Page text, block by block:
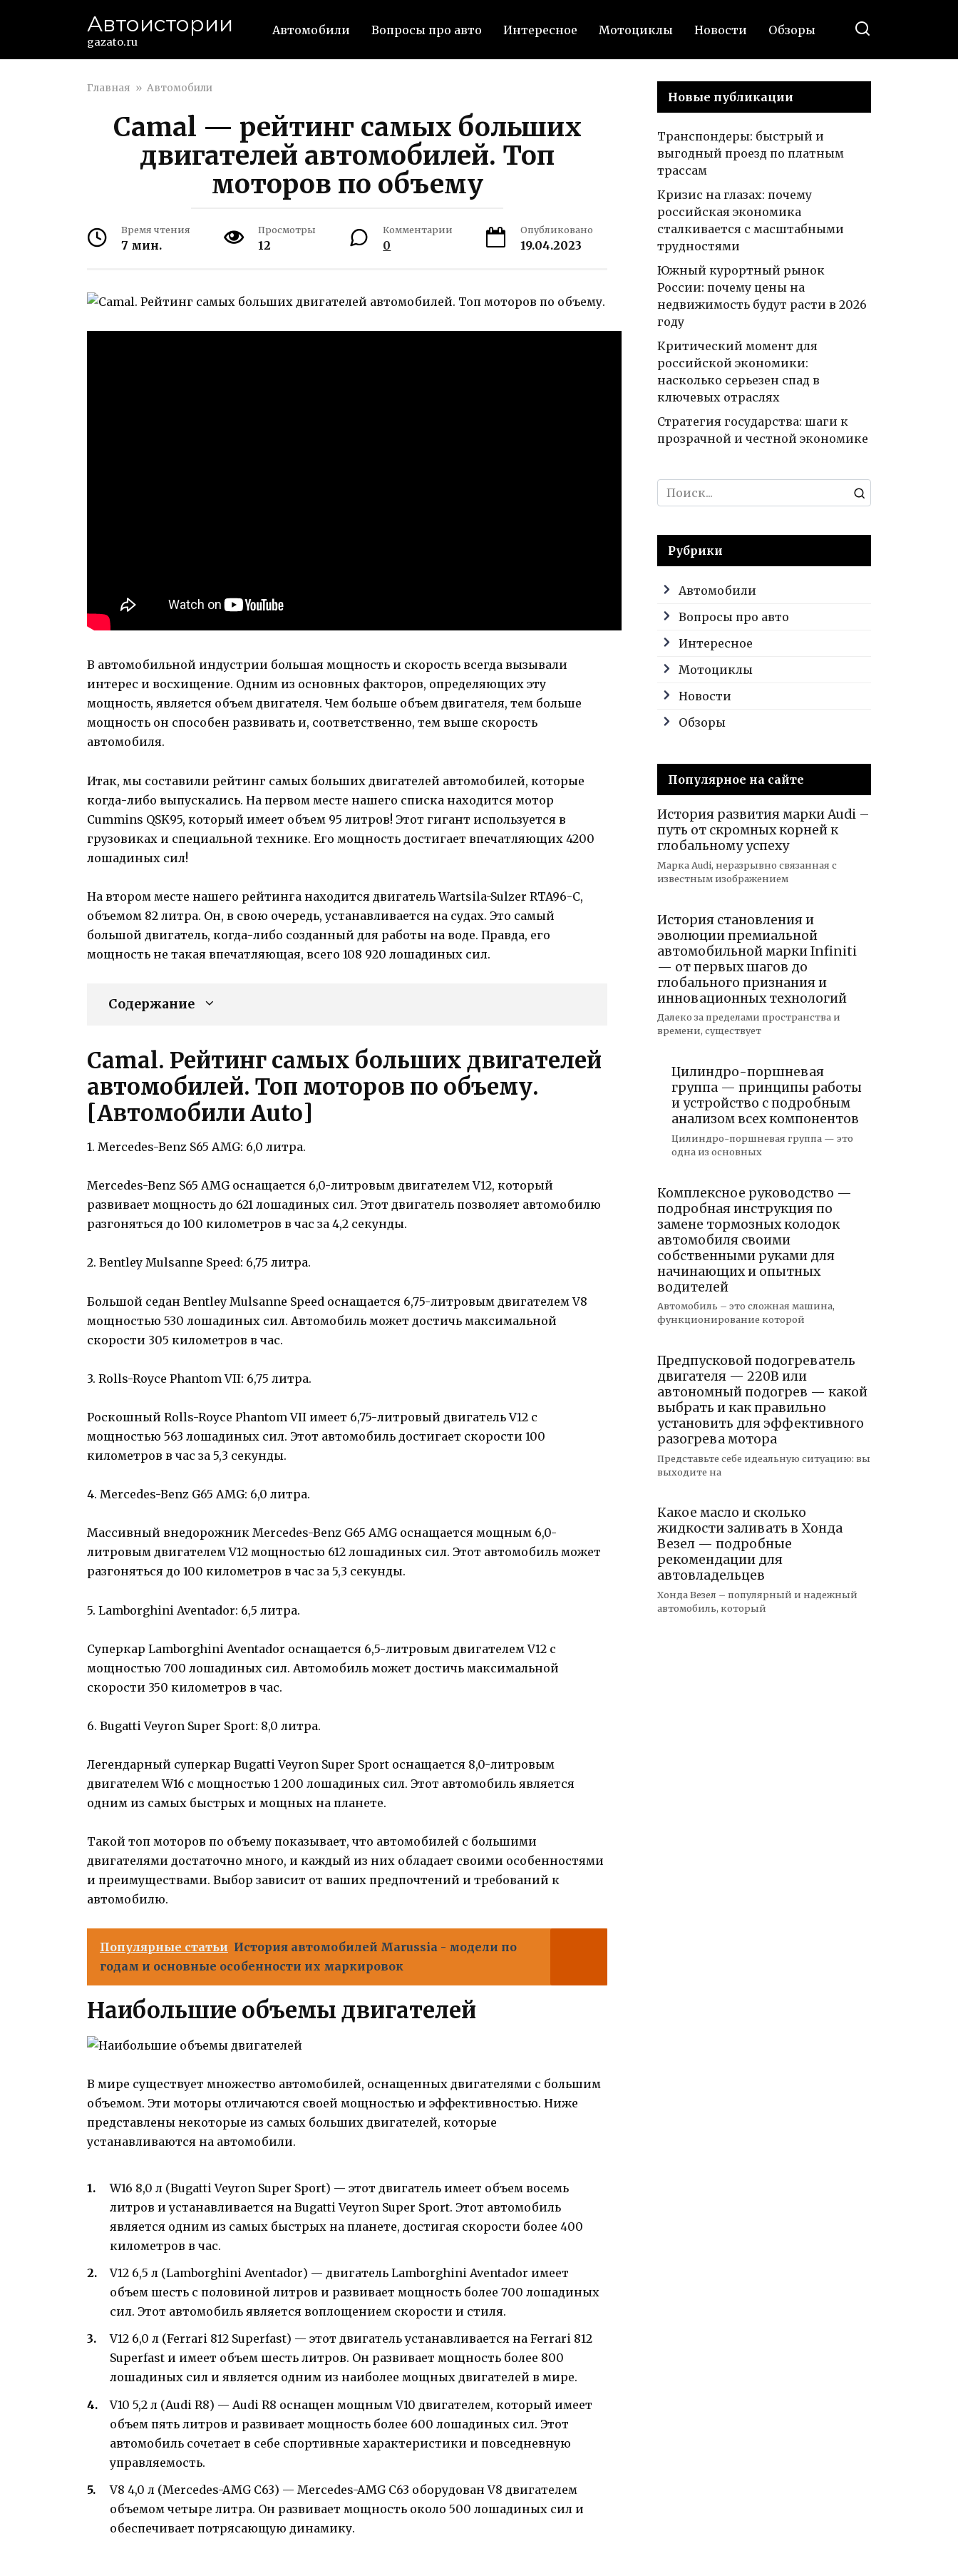
Автоистории
gazato.ru
Автомобили Вопросы про авто Интересное Мотоциклы Новости Обзоры
Главная » Автомобили
Camal — рейтинг самых больших
двигателей автомобилей. Топ
моторов по объему
Время чтения
7 мин.
Просмотры
12
Комментарии
0
Опубликовано
19.04.2023
В автомобильной индустрии большая мощность и скорость всегда вызывали
интерес и восхищение. Одним из основных факторов, определяющих эту
мощность, является объем двигателя. Чем больше объем двигателя, тем больше
мощность он способен развивать и, соответственно, тем выше скорость
автомобиля.
Итак, мы составили рейтинг самых больших двигателей автомобилей, которые
когда-либо выпускались. На первом месте нашего списка находится мотор
Cummins QSK95, который имеет объем 95 литров! Этот гигант используется в
грузовиках и специальной технике. Его мощность достигает впечатляющих 4200
лошадиных сил!
На втором месте нашего рейтинга находится двигатель Wartsila-Sulzer RTA96-C,
объемом 82 литра. Он, в свою очередь, устанавливается на судах. Это самый
большой двигатель, когда-либо созданный для работы на воде. Правда, его
мощность не такая впечатляющая, всего 108 920 лошадиных сил.
Содержание
Camal. Рейтинг самых больших двигателей
автомобилей. Топ моторов по объему.
[Автомобили Auto]
1. Mercedes-Benz S65 AMG: 6,0 литра.
Mercedes-Benz S65 AMG оснащается 6,0-литровым двигателем V12, который
развивает мощность до 621 лошадиных сил. Этот двигатель позволяет автомобилю
разгоняться до 100 километров в час за 4,2 секунды.
2. Bentley Mulsanne Speed: 6,75 литра.
Большой седан Bentley Mulsanne Speed оснащается 6,75-литровым двигателем V8
мощностью 530 лошадиных сил. Автомобиль может достичь максимальной
скорости 305 километров в час.
3. Rolls-Royce Phantom VII: 6,75 литра.
Роскошный Rolls-Royce Phantom VII имеет 6,75-литровый двигатель V12 с
мощностью 563 лошадиных сил. Этот автомобиль достигает скорости 100
километров в час за 5,3 секунды.
4. Mercedes-Benz G65 AMG: 6,0 литра.
Массивный внедорожник Mercedes-Benz G65 AMG оснащается мощным 6,0-
литровым двигателем V12 мощностью 612 лошадиных сил. Этот автомобиль может
разгоняться до 100 километров в час за 5,3 секунды.
5. Lamborghini Aventador: 6,5 литра.
Суперкар Lamborghini Aventador оснащается 6,5-литровым двигателем V12 с
мощностью 700 лошадиных сил. Автомобиль может достичь максимальной
скорости 350 километров в час.
6. Bugatti Veyron Super Sport: 8,0 литра.
Легендарный суперкар Bugatti Veyron Super Sport оснащается 8,0-литровым
двигателем W16 с мощностью 1 200 лошадиных сил. Этот автомобиль является
одним из самых быстрых и мощных на планете.
Такой топ моторов по объему показывает, что автомобилей с большими
двигателями достаточно много, и каждый из них обладает своими особенностями
и преимуществами. Выбор зависит от ваших предпочтений и требований к
автомобилю.
Популярные статьи История автомобилей Marussia - модели по
годам и основные особенности их маркировок
Наибольшие объемы двигателей
В мире существует множество автомобилей, оснащенных двигателями с большим
объемом. Эти моторы отличаются своей мощностью и эффективностью. Ниже
представлены некоторые из самых больших двигателей, которые
устанавливаются на автомобили.
W16 8,0 л (Bugatti Veyron Super Sport) — этот двигатель имеет объем восемь
литров и устанавливается на Bugatti Veyron Super Sport. Этот автомобиль
является одним из самых быстрых на планете, достигая скорости более 400
километров в час.
V12 6,5 л (Lamborghini Aventador) — двигатель Lamborghini Aventador имеет
объем шесть с половиной литров и развивает мощность более 700 лошадиных
сил. Этот автомобиль является воплощением скорости и стиля.
V12 6,0 л (Ferrari 812 Superfast) — этот двигатель устанавливается на Ferrari 812
Superfast и имеет объем шесть литров. Он развивает мощность более 800
лошадиных сил и является одним из наиболее мощных двигателей в мире.
V10 5,2 л (Audi R8) — Audi R8 оснащен мощным V10 двигателем, который имеет
объем пять литров и развивает мощность более 600 лошадиных сил. Этот
автомобиль сочетает в себе спортивные характеристики и повседневную
управляемость.
V8 4,0 л (Mercedes-AMG C63) — Mercedes-AMG C63 оборудован V8 двигателем
объемом четыре литра. Он развивает мощность около 500 лошадиных сил и
обеспечивает потрясающую динамику.
Новые публикации
Транспондеры: быстрый и
выгодный проезд по платным
трассам
Кризис на глазах: почему
российская экономика
сталкивается с масштабными
трудностями
Южный курортный рынок
России: почему цены на
недвижимость будут расти в 2026
году
Критический момент для
российской экономики:
насколько серьезен спад в
ключевых отраслях
Стратегия государства: шаги к
прозрачной и честной экономике
Search
for:
Рубрики
Автомобили
Вопросы про авто
Интересное
Мотоциклы
Новости
Обзоры
Популярное на сайте
История развития марки Audi –
путь от скромных корней к
глобальному успеху
Марка Audi, неразрывно связанная с
известным изображением
История становления и
эволюции премиальной
автомобильной марки Infiniti
— от первых шагов до
глобального признания и
инновационных технологий
Далеко за пределами пространства и
времени, существует
Цилиндро-поршневая
группа — принципы работы
и устройство с подробным
анализом всех компонентов
Цилиндро-поршневая группа — это
одна из основных
Комплексное руководство —
подробная инструкция по
замене тормозных колодок
автомобиля своими
собственными руками для
начинающих и опытных
водителей
Автомобиль – это сложная машина,
функционирование которой
Предпусковой подогреватель
двигателя — 220В или
автономный подогрев — какой
выбрать и как правильно
установить для эффективного
разогрева мотора
Представьте себе идеальную ситуацию: вы
выходите на
Какое масло и сколько
жидкости заливать в Хонда
Везел — подробные
рекомендации для
автовладельцев
Хонда Везел – популярный и надежный
автомобиль, который